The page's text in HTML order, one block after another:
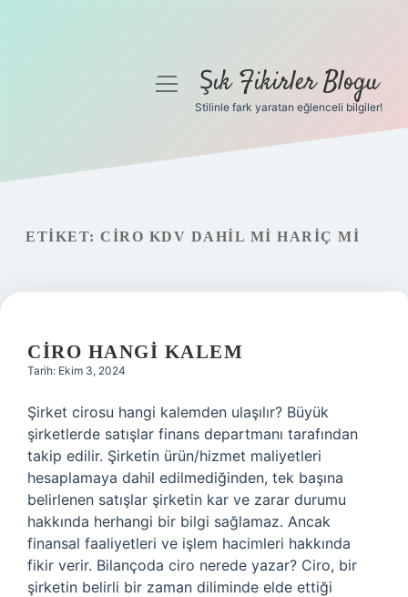
Gizlilik Politikası
menüyüŞık Fikirler Blogu
Stilinle fark yaratan eğlenceli bilgiler!
ETIKET: CIRO KDV DAHIL MI HARIÇ MI
CIRO HANGI KALEM
Tarih: Ekim 3, 2024
Şirket cirosu hangi kalemden ulaşılır? Büyük
şirketlerde satışlar finans departmanı tarafından
takip edilir. Şirketin ürün/hizmet maliyetleri
hesaplamaya dahil edilmediğinden, tek başına
belirlenen satışlar şirketin kar ve zarar durumu
hakkında herhangi bir bilgi sağlamaz. Ancak
finansal faaliyetleri ve işlem hacimleri hakkında
fikir verir. Bilançoda ciro nerede yazar? Ciro, bir
şirketin belirli bir zaman diliminde elde ettiği